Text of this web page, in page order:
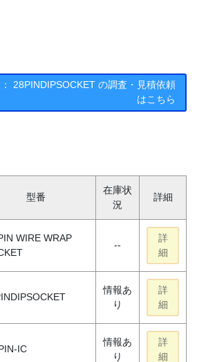
28PINDIPSOCKET の調査・見積依頼
はこちら
型番
在庫状
況
詳細
WIRE WRAP
--
詳
細
情報あ
り
詳
細
IC
情報あ
り
詳
細